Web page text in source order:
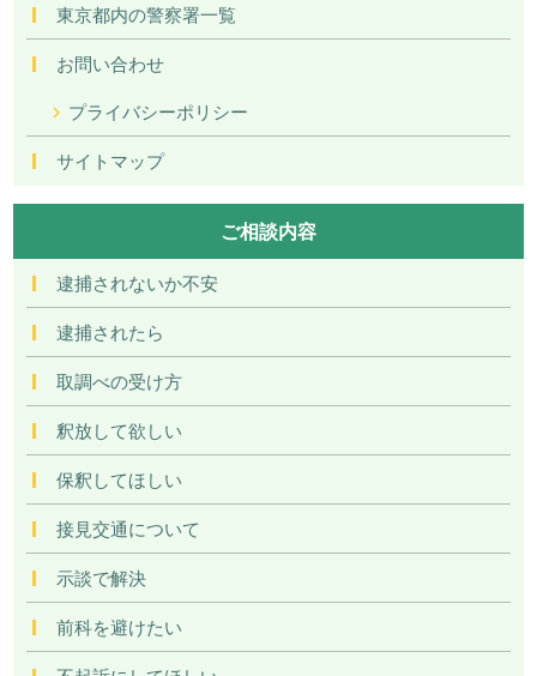
東京都内の警察署一覧
お問い合わせ
プライバシーポリシー
サイトマップ
ご相談内容
逮捕されないか不安
逮捕されたら
取調べの受け方
釈放して欲しい
保釈してほしい
接見交通について
示談で解決
前科を避けたい